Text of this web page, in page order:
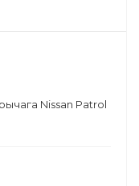
Nissan Patrol